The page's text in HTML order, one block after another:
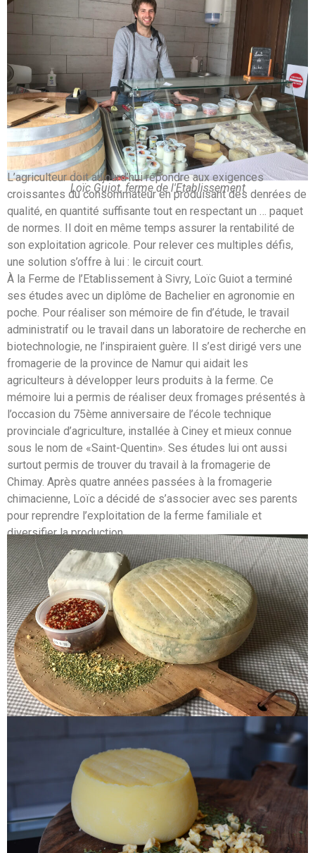
Loïc Guiot, ferme de l'Etablissement
L’agriculteur doit aujourd’hui répondre aux exigences
croissantes du consommateur en produisant des denrées de
qualité, en quantité suffisante tout en respectant un … paquet
de normes. Il doit en même temps assurer la rentabilité de
son exploitation agricole. Pour relever ces multiples défis,
une solution s’offre à lui : le circuit court.
À la Ferme de l’Etablissement à Sivry, Loïc Guiot a terminé
ses études avec un diplôme de Bachelier en agronomie en
poche. Pour réaliser son mémoire de fin d’étude, le travail
administratif ou le travail dans un laboratoire de recherche en
biotechnologie, ne l’inspiraient guère. Il s’est dirigé vers une
fromagerie de la province de Namur qui aidait les
agriculteurs à développer leurs produits à la ferme. Ce
mémoire lui a permis de réaliser deux fromages présentés à
l’occasion du 75ème anniversaire de l’école technique
provinciale d’agriculture, installée à Ciney et mieux connue
sous le nom de «Saint-Quentin». Ses études lui ont aussi
surtout permis de trouver du travail à la fromagerie de
Chimay. Après quatre années passées à la fromagerie
chimacienne, Loïc a décidé de s’associer avec ses parents
pour reprendre l’exploitation de la ferme familiale et
diversifier la production.
Il propose une gamme de fromages de différents types :
Ci-dessous, fromage à pâte pressée : Taquin (nature/ fines
herbes/ poivres, idéal pour raclette)